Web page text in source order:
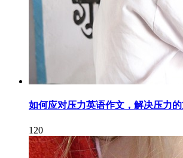
如何应对压力英语作文，解决压力
120